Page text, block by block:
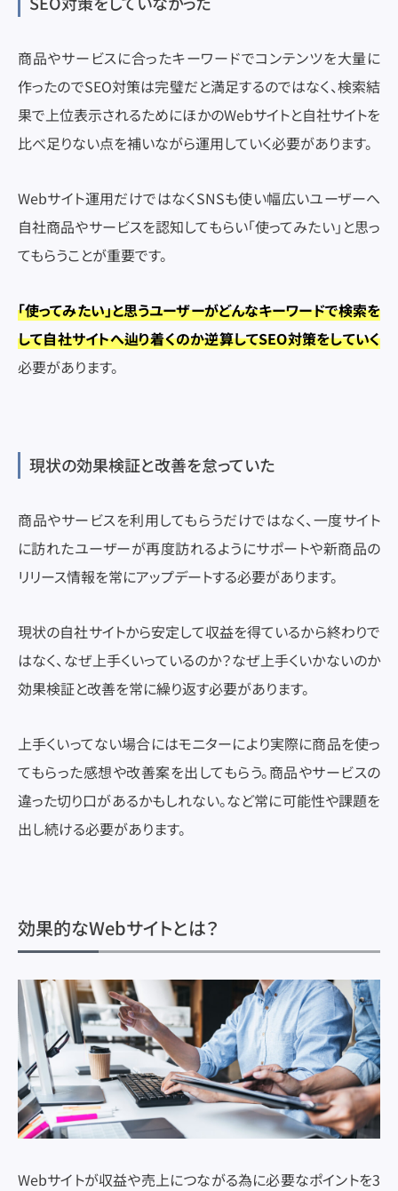
商品やサービスに合ったキーワードでコンテンツを大量に
作ったのでSEO対策は完璧だと満足するのではなく、検索結
果で上位表示されるためにほかのWebサイトと自社サイトを
比べ足りない点を補いながら運用していく必要があります。
Webサイト運用だけではなくSNSも使い幅広いユーザーへ
自社商品やサービスを認知してもらい「使ってみたい」と思っ
てもらうことが重要です。
「使ってみたい」と思うユーザーがどんなキーワードで検索を
して自社サイトへ辿り着くのか逆算してSEO対策をしていく
必要があります。
現状の効果検証と改善を怠っていた
商品やサービスを利用してもらうだけではなく、一度サイト
に訪れたユーザーが再度訪れるようにサポートや新商品の
リリース情報を常にアップデートする必要があります。
現状の自社サイトから安定して収益を得ているから終わりで
はなく、なぜ上手くいっているのか？なぜ上手くいかないのか
効果検証と改善を常に繰り返す必要があります。
上手くいってない場合にはモニターにより実際に商品を使っ
てもらった感想や改善案を出してもらう。商品やサービスの
違った切り口があるかもしれない。など常に可能性や課題を
出し続ける必要があります。
効果的なWebサイトとは？
Webサイトが収益や売上につながる為に必要なポイントを3